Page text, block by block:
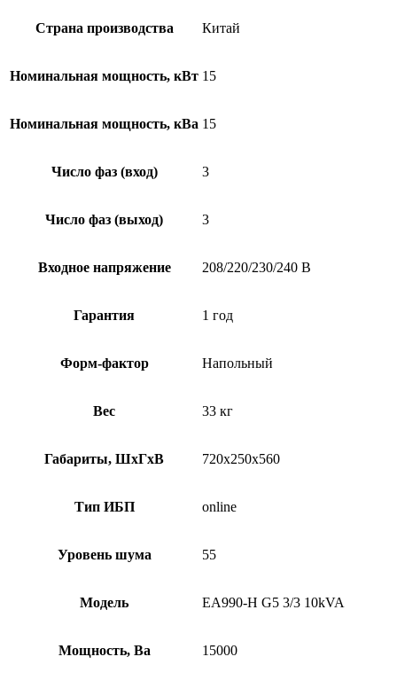
Страна производства Китай
Номинальная мощность, кВт 15
Номинальная мощность, кВа 15
Число фаз (вход) 3
Число фаз (выход) 3
Входное напряжение 208/220/230/240 В
Гарантия 1 год
Форм-фактор Напольный
Вес 33 кг
Габариты, ШхГхВ 720х250х560
Тип ИБП online
Уровень шума 55
Модель EA990-H G5 3/3 10kVA
Мощность, Ва 15000